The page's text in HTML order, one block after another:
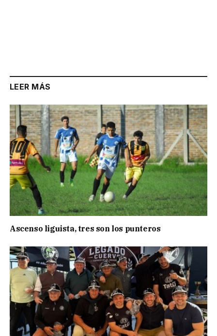
LEER MÁS
Ascenso liguista, tres son los punteros